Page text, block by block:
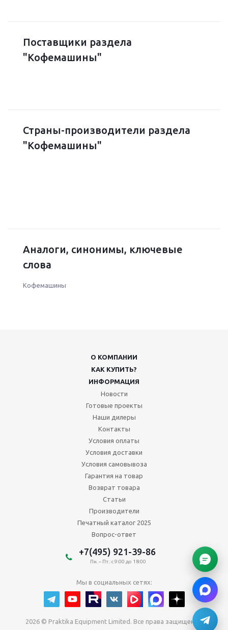
Поставщики раздела
"Кофемашины"
Страны-производители раздела
"Кофемашины"
Аналоги, синонимы, ключевые
слова
Кофемашины
О КОМПАНИИ
КАК КУПИТЬ?
ИНФОРМАЦИЯ
Новости
Готовые проекты
Наши дилеры
Контакты
Условия оплаты
Условия доставки
Условия самовывоза
Гарантия на товар
Возврат товара
Статьи
Производители
Печатный каталог 2025
Вопрос-ответ
+7(495) 921-39-86
Пн. – Пт.: с 9:00 до 18:00
Мы в социальных сетях:
2026 © Praktika Equipment Limited. Все права защищены.